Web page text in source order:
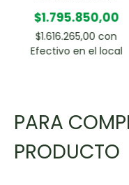
$1.795.850,00
$1.616.265,00con
Efectivo en el local
PARA
PRODUCTO